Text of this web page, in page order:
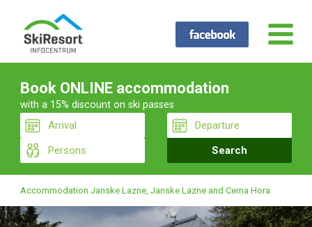
Book ONLINE accommodation
with a 15% discount on ski passes
Accommodation Janske Lazne, Janske Lazne and Cerna Hora